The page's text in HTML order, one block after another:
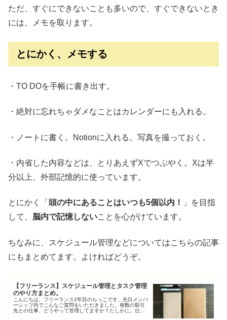
ただ、すぐにできないことも多いので、すぐできないとき
には、メモを取ります。
とにかく、メモする
・TO DOを手帳に書き出す。
・絶対に忘れちゃダメなことはカレンダーにも入れる。
・ノートに書く。Notionに入れる。写真を撮っておく。
・内省した内容などは、とりあえずXでつぶやく。Xは半
分以上、外部記憶的に使っています。
とにかく「 頭の中にあることはいつも5個以内！
」を目指
して、 脳内で記憶しないことを心がけています。
ちなみに、スケジュール管理などについてはこちらの記事
にもまとめてます。よければどうぞ。
【フリーランス】スケジュール管理とタスク管理
のやり方まとめ。
こんにちは。フリーランス2年目のらっこです。先日メンバ
ーシップ内でこんなご質問をいただきました。複数の取引
先との仕事、どうやって管理してますか？たしかに。仕事